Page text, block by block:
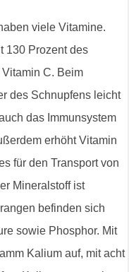
viele Vitamine.
130 Prozent des
C. Beim
des Schnupfens leicht
das Immunsystem
erhöht Vitamin
für den Transport von
Mineralstoff ist
befinden sich
sowie Phosphor. Mit
Kalium auf, mit acht